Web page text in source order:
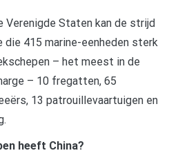
Verenigde Staten kan de strijd
die 415 marine-eenheden sterk
– het meest in de
– 10 fregatten, 65
13 patrouillevaartuigen en
heeft China?